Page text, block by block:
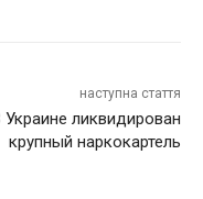
наступна стаття
Украине ликвидирован
крупный наркокартель